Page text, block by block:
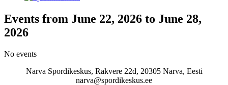
Events from June 22, 2026 to June 28,
2026
No events
Narva Spordikeskus, Rakvere 22d, 20305 Narva, Eesti
narva@spordikeskus.ee